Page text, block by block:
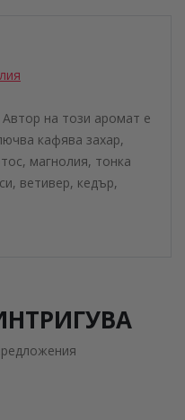
Автор на този аромат е
кафява захар,
магнолия, тонка
ветивер, кедър,